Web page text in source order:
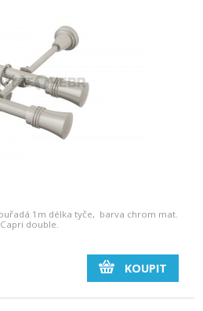
1m délka tyče, barva chrom mat.
double.
KOUPIT